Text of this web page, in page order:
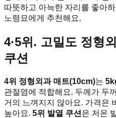
따뜻하고 아늑한 자리를 좋아
노령묘에게 추천해요.
4·5위. 고밀도 정형
쿠션
4위 정형외과 매트(10cm)는
관절염에 적합해요. 두께가 두
거의 느껴지지 않아요. 가격은
높아요. 5위 발열 쿠션 은 저온